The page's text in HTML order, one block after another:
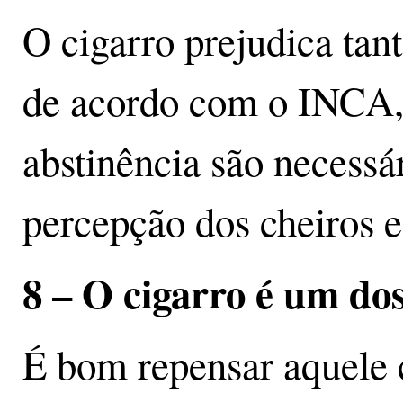
O cigarro prejudica
de acordo com o
abstinência são
percepção dos cheiros
8 – O cigarro é um
É bom repensar